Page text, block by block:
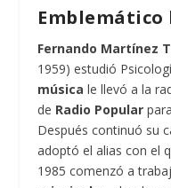
Fernando Martínez
1959) estudió
música le llevó a la
de Radio Popular
Después continuó su
adoptó el alias con el
1985 comenzó a